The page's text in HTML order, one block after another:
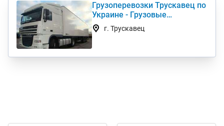
Грузоперевозки Трускавец по
Украине - Грузовые
автоперевозки дешево
г. Трускавец